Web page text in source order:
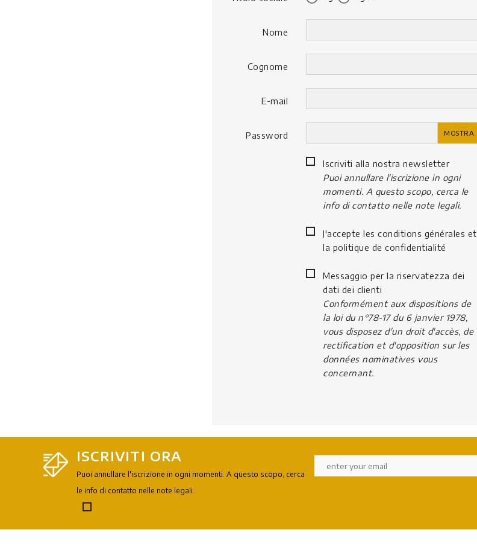
Nome
Cognome
E-mail
Password MOSTRA
Iscriviti alla nostra newsletter
Puoi annullare l'iscrizione in ogni
momenti. A questo scopo, cerca le
info di contatto nelle note legali.
J'accepte les conditions générales et
la politique de confidentialité
Messaggio per la riservatezza dei
dati dei clienti
Conformément aux dispositions de
la loi du n°78-17 du 6 janvier 1978,
vous disposez d'un droit d'accès, de
rectification et d'opposition sur les
données nominatives vous
concernant.
ISCRIVITI ORA
Puoi annullare l'iscrizione in ogni momenti. A questo scopo, cerca
le info di contatto nelle note legali.